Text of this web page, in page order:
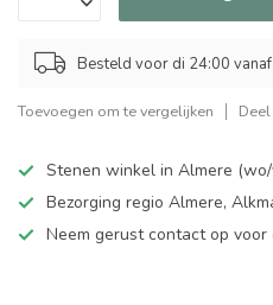
Besteld voor di 24:00
Toevoegen om te vergelijken
Stenen winkel in Almere
Bezorging regio Almere,
Neem gerust contact op voor